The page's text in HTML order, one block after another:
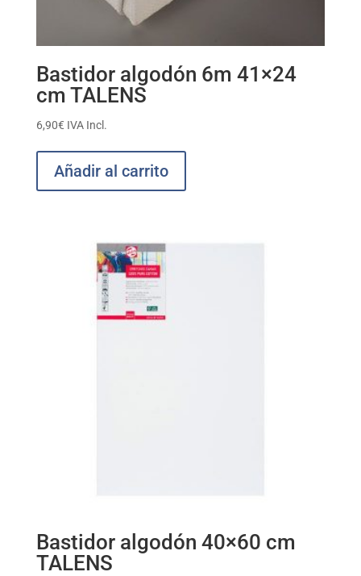
Bastidor algodón 6m 41×24
cm TALENS
6,90€ IVA Incl.
Añadir al carrito
Bastidor algodón 40×60 cm
TALENS